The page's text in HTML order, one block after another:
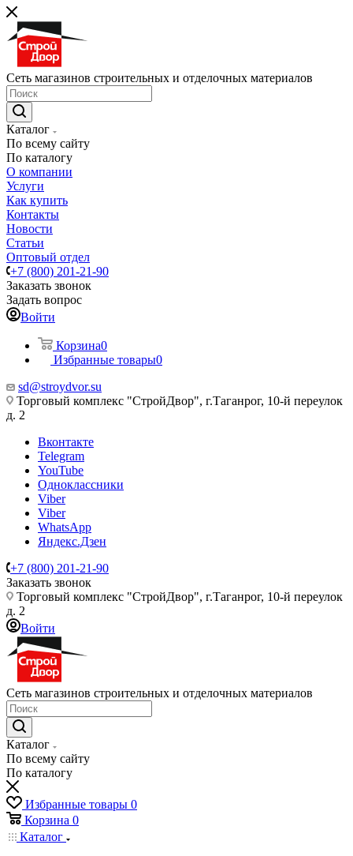
Сеть магазинов строительных и отделочных материалов
Каталог
По всему сайту
По каталогу
О компании
Услуги
Как купить
Контакты
Новости
Статьи
Оптовый отдел
+7 (800) 201-21-90
Заказать звонок
Задать вопрос
Войти
Корзина0
Избранные товары0
sd@stroydvor.su
Торговый комплекс "СтройДвор", г.Таганрог, 10-й переулок
д. 2
Вконтакте
Telegram
YouTube
Одноклассники
Viber
Viber
WhatsApp
Яндекс.Дзен
+7 (800) 201-21-90
Заказать звонок
Торговый комплекс "СтройДвор", г.Таганрог, 10-й переулок
д. 2
Войти
Сеть магазинов строительных и отделочных материалов
Каталог
По всему сайту
По каталогу
Избранные товары 0
Корзина 0
Каталог